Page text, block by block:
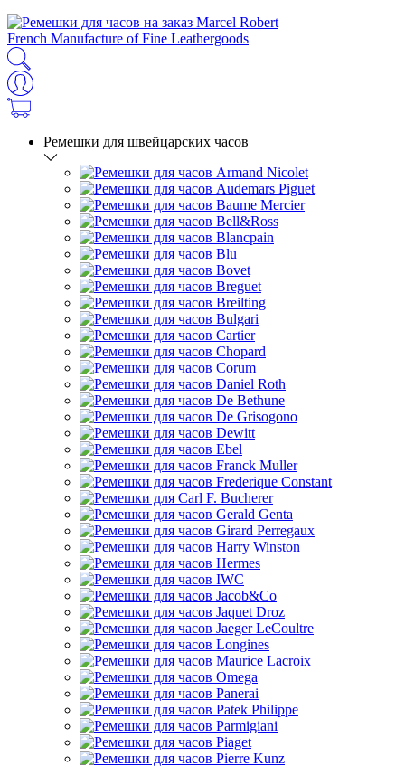
French Manufacture of Fine Leathergoods
Ремешки для швейцарских часов